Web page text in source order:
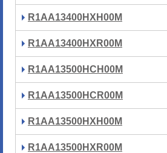
R1AA13400HXH00M
R1AA13400HXR00M
R1AA13500HCH00M
R1AA13500HCR00M
R1AA13500HXH00M
R1AA13500HXR00M